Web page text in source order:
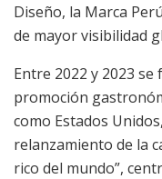
Diseño, la Marca
de mayor visibilidad
Entre 2022 y 2023
promoción
como Estados
relanzamiento de la
rico del mundo”,